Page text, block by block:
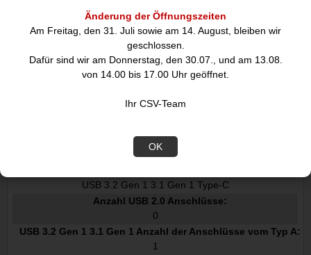
Änderung der Öffnungszeiten
Am Freitag, den 31. Juli sowie am 14. August, bleiben wir
geschlossen.
Dafür sind wir am Donnerstag, den 30.07., und am 13.08.
von 14.00 bis 17.00 Uhr geöffnet.
Ihr CSV-Team
OK
Delivery unterstützen.
Datenblatt
Übertragungstechnik:
Andocken
USB 3.2 Gen 1 3.1 Gen 1 Type-C
Anzahl USB 2.0 Anschlüsse:
0
USB 3.2 Gen 1 3.1 Gen 1 Anzahl der Anschlüsse vom Typ A:
1